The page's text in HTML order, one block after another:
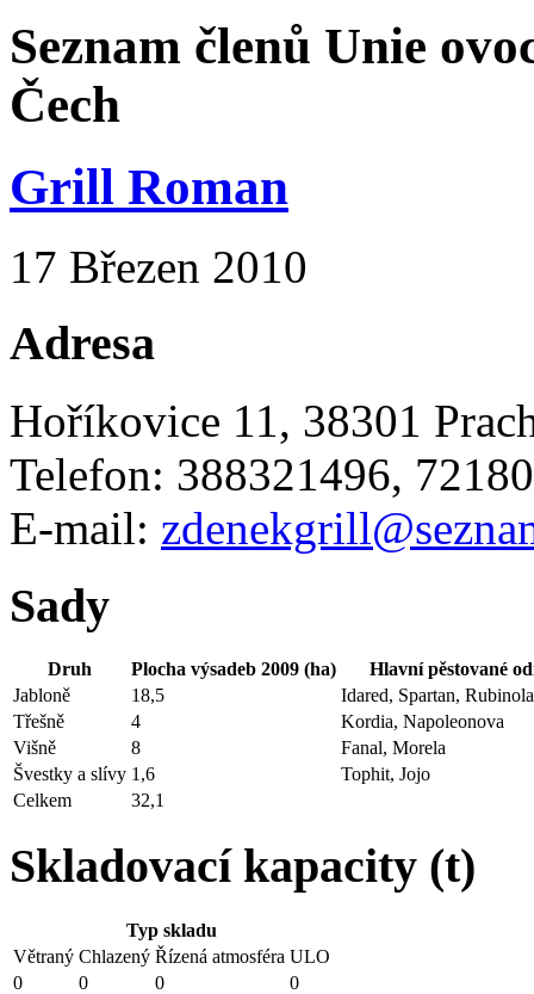
Seznam členů Unie
Čech
Grill Roman
17 Březen 2010
Adresa
Hoříkovice 11, 38301
Telefon: 388321496,
E-mail:
Sady
Druh Plocha výsadeb 2009 (ha) Hlavní pěstované
Celkem 32,1
Jabloně 18,5
Idared, Spartan,
Třešně
4
Kordia, Napoleonova
Višně
8
Fanal, Morela
Švestky a slívy 1,6 Tophit, Jojo
Skladovací kapacity (t)
Typ skladu
0 0 0 0
Větraný Chlazený Řízená atmosféra ULO